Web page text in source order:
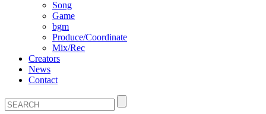
Song
Game
bgm
Produce/Coordinate
Mix/Rec
Creators
News
Contact